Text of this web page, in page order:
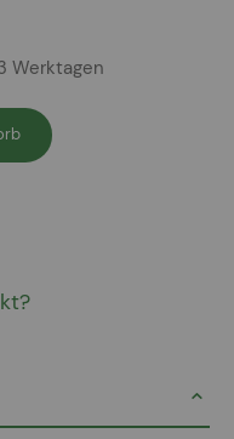
Werktagen